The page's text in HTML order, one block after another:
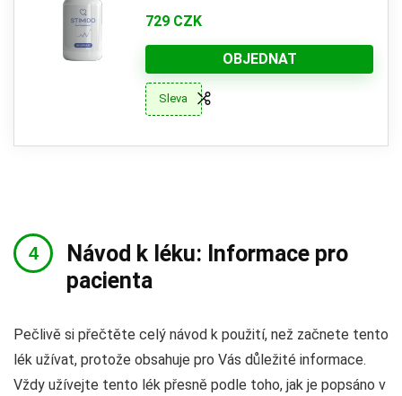
729 CZK
OBJEDNAT
Sleva
Návod k léku: Informace pro
pacienta
Pečlivě si přečtěte celý návod k použití, než začnete tento
lék užívat, protože obsahuje pro Vás důležité informace.
Vždy užívejte tento lék přesně podle toho, jak je popsáno v